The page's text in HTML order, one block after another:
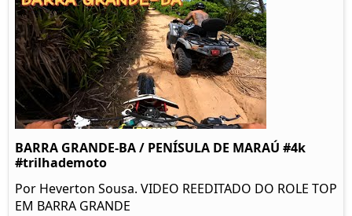
BARRA GRANDE-BA / PENÍSULA DE MARAÚ #4k
#trilhademoto
Por Heverton Sousa. VIDEO REEDITADO DO ROLE TOP
EM BARRA GRANDE